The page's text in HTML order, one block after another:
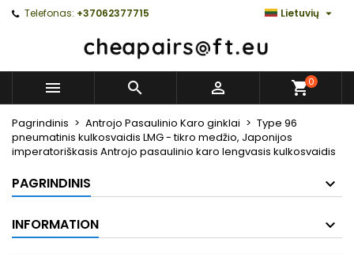
Telefonas: +37062377715 Lietuvių 
   0
Pagrindinis Antrojo Pasaulinio Karo ginklai
Type 96
pneumatinis kulkosvaidis LMG - tikro medžio, Japonijos
imperatoriškasis Antrojo pasaulinio karo lengvasis kulkosvaidis
PAGRINDINIS
INFORMATION